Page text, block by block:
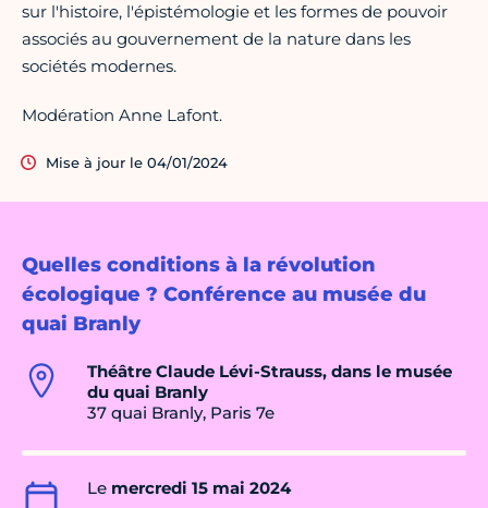
Quelles conditions à la révolution
écologique ? Conférence au musée du
quai Branly
Théâtre Claude Lévi-Strauss, dans le musée
du quai Branly
37 quai Branly, Paris 7e
Le mercredi 15 mai 2024
sur l'histoire, l'épistémologie et les formes de pouvoir
associés au gouvernement de la nature dans les
sociétés modernes.
Modération Anne Lafont.
Mise à jour le 04/01/2024